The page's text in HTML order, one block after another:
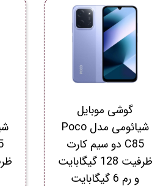
گوشی موبایل
شیائومی مدل Poco
C85 دو سیم کارت
ظرفیت 128 گیگابایت
و رم 6 گیگابایت